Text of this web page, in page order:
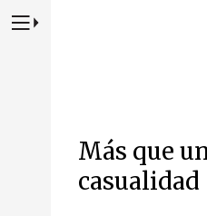
Presione para alternar la navegación
Más que
casualidad